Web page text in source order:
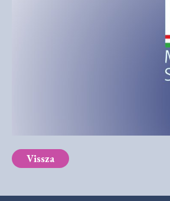
Vissza